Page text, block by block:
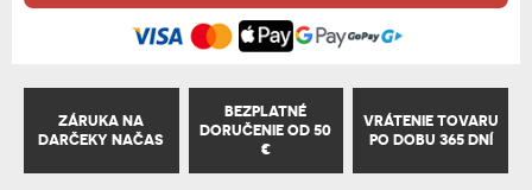
ZÁRUKA NA
DARČEKY NAČAS
BEZPLATNÉ
DORUČENIE OD 50
€
VRÁTENIE TOVARU
PO DOBU 365 DNÍ